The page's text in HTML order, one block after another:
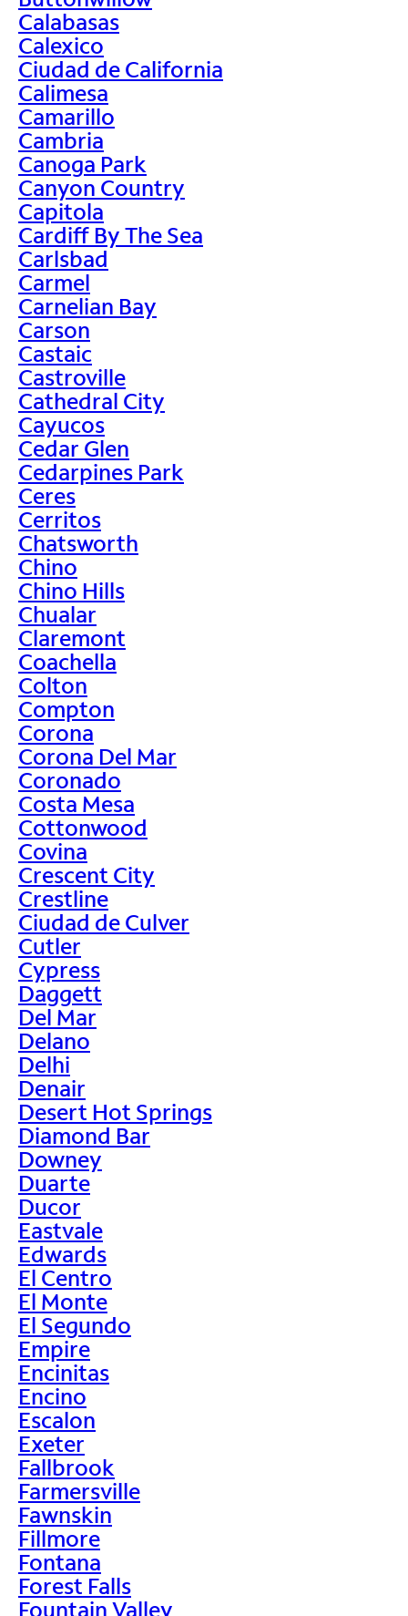
Calabasas
Calexico
Ciudad de California
Calimesa
Camarillo
Cambria
Canoga Park
Canyon Country
Capitola
Cardiff By The Sea
Carlsbad
Carmel
Carnelian Bay
Carson
Castaic
Castroville
Cathedral City
Cayucos
Cedar Glen
Cedarpines Park
Ceres
Cerritos
Chatsworth
Chino
Chino Hills
Chualar
Claremont
Coachella
Colton
Compton
Corona
Corona Del Mar
Coronado
Costa Mesa
Cottonwood
Covina
Crescent City
Crestline
Ciudad de Culver
Cutler
Cypress
Daggett
Del Mar
Delano
Delhi
Denair
Desert Hot Springs
Diamond Bar
Downey
Duarte
Ducor
Eastvale
Edwards
El Centro
El Monte
El Segundo
Empire
Encinitas
Encino
Escalon
Exeter
Fallbrook
Farmersville
Fawnskin
Fillmore
Fontana
Forest Falls
Fountain Valley